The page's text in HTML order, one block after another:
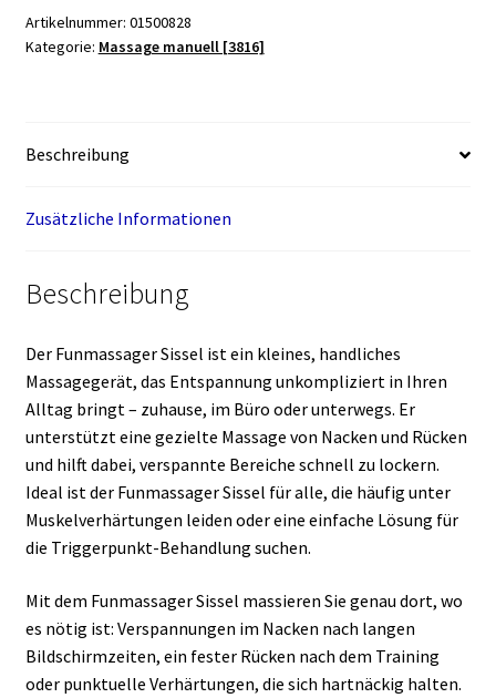
Artikelnummer: 01500828
Kategorie: Massage manuell [3816]
Beschreibung
Zusätzliche Informationen
Beschreibung
Der Funmassager Sissel ist ein kleines, handliches
Massagegerät, das Entspannung unkompliziert in Ihren
Alltag bringt – zuhause, im Büro oder unterwegs. Er
unterstützt eine gezielte Massage von Nacken und Rücken
und hilft dabei, verspannte Bereiche schnell zu lockern.
Ideal ist der Funmassager Sissel für alle, die häufig unter
Muskelverhärtungen leiden oder eine einfache Lösung für
die Triggerpunkt-Behandlung suchen.
Mit dem Funmassager Sissel massieren Sie genau dort, wo
es nötig ist: Verspannungen im Nacken nach langen
Bildschirmzeiten, ein fester Rücken nach dem Training
oder punktuelle Verhärtungen, die sich hartnäckig halten.